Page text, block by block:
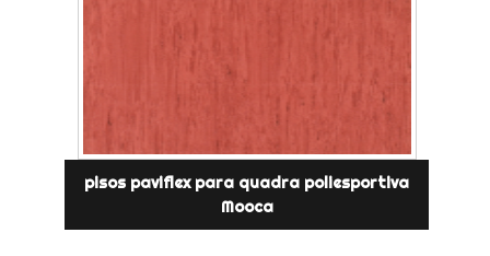
pisos paviflex para quadra poliesportiva
Mooca